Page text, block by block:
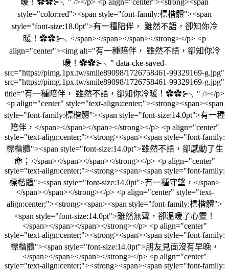
style="color:red"><span style="font-family:標楷體"><span
style="font-size:18.0pt">有一種陪伴， 雖然不語，卻知你冷
暖！✿✿⊱╮</span></span></span></strong></p> <p
align="center"><img alt="有一種陪伴， 雖然不語，卻知你冷
暖！✿✿⊱╮" data-cke-saved-
src="https://pimg.1px.tw/smile89098/1726758461-99329169-g.jpg"
src="https://pimg.1px.tw/smile89098/1726758461-99329169-g.jpg"
title="有一種陪伴， 雖然不語，卻知你冷暖！✿✿⊱╮" /></p>
<p align="center" style="text-align:center;"><strong><span><span
style="font-family:標楷體"><span style="font-size:14.0pt">有一種
陪伴，</span></span></span></strong></p> <p align="center"
style="text-align:center;"><strong><span><span style="font-family:
標楷體"><span style="font-size:14.0pt">雖然不語，卻感動了生
命；</span></span></span></strong></p> <p align="center"
style="text-align:center;"><strong><span><span style="font-family:
標楷體"><span style="font-size:14.0pt">有一種守望，</span>
</span></span></strong></p> <p align="center" style="text-
align:center;"><strong><span><span style="font-family:標楷體">
<span style="font-size:14.0pt">雖然無聲，卻溫暖了心靈！
</span></span></span></strong></p> <p align="center"
style="text-align:center;"><strong><span><span style="font-family:
標楷體"><span style="font-size:14.0pt">朋友見面沒有早晚，
</span></span></span></strong></p> <p align="center"
style="text-align:center;"><strong><span><span style="font-family: